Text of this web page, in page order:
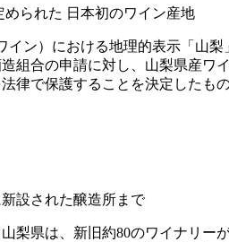
られた 日本初のワイン産地
イン）における地理的表示「山梨
組合の申請に対し、山梨県産ワ
律で保護することを決定したも
設された醸造所まで
梨県は、新旧約80のワイナリー